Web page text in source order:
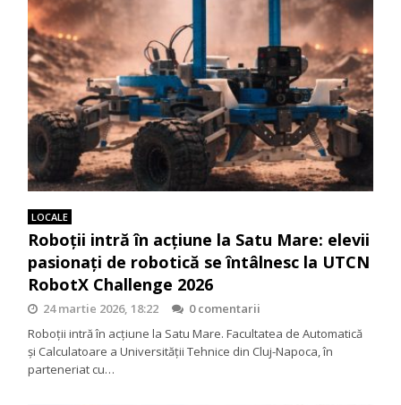
LOCALE
Roboții intră în acțiune la Satu Mare: elevii
pasionați de robotică se întâlnesc la UTCN
RobotX Challenge 2026
24 martie 2026, 18:22
0 comentarii
Roboții intră în acțiune la Satu Mare. Facultatea de Automatică
și Calculatoare a Universității Tehnice din Cluj-Napoca, în
parteneriat cu…